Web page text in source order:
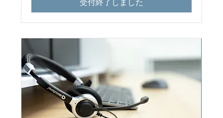
受付終了しました